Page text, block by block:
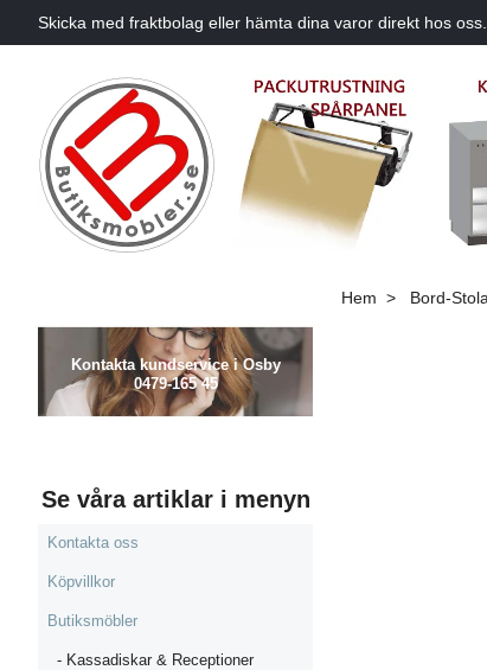
Skicka med fraktbolag eller hämta dina varor direkt hos oss.
Kontakta kundservice i Osby
0479-165 45
Se våra artiklar i menyn
Kontakta oss
Köpvillkor
Butiksmöbler
- Kassadiskar & Receptioner
Hem Bord-